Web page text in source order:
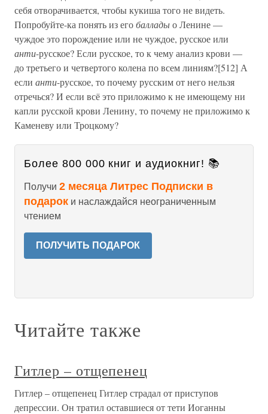
себя отворачивается, чтобы кукиша того не видеть.
Попробуйте-ка понять из егобалладыо Ленине —
чуждое это порождение или не чуждое, русское или
анти-русское? Если русское, то к чему анализ крови —
до третьего и четвертого колена по всем линиям?[512] А
если анти-русское, то почему русским от него нельзя
отречься? И если всё это приложимо к не имеющему ни
капли русской крови Ленину, то почему не приложимо к
Каменеву или Троцкому?
Более 800 000 книг и аудиокниг! 📚
Получи 2 месяца Литрес Подписки в
подарок и наслаждайся неограниченным
чтением
ПОЛУЧИТЬ ПОДАРОК
Читайте также
Гитлер – отщепенец
Гитлер – отщепенец Гитлер страдал от приступов
депрессии. Он тратил оставшиеся от тети Иоганны